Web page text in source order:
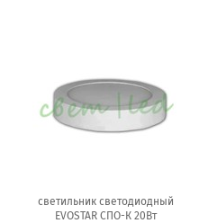
светильник cветодиодный
EVOSTAR СПО-К 20Вт